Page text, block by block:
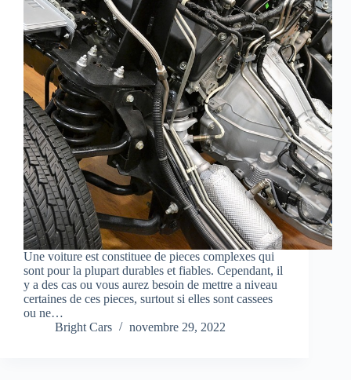
Une voiture est constituee de pieces complexes qui
sont pour la plupart durables et fiables. Cependant, il
y a des cas ou vous aurez besoin de mettre a niveau
certaines de ces pieces, surtout si elles sont cassees
ou ne…
Bright Cars
novembre 29, 2022